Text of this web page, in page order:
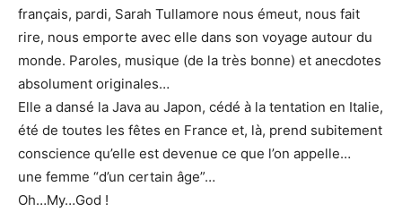
français, pardi, Sarah Tullamore nous émeut, nous fait
rire, nous emporte avec elle dans son voyage autour du
monde. Paroles, musique (de la très bonne) et anecdotes
absolument originales…
Elle a dansé la Java au Japon, cédé à la tentation en Italie,
été de toutes les fêtes en France et, là, prend subitement
conscience qu’elle est devenue ce que l’on appelle…
une femme “d’un certain âge”…
Oh…My…God !